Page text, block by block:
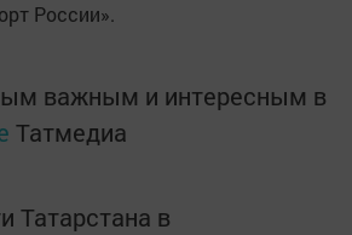
России».
важным и интересным в
Татмедиа
Татарстана в